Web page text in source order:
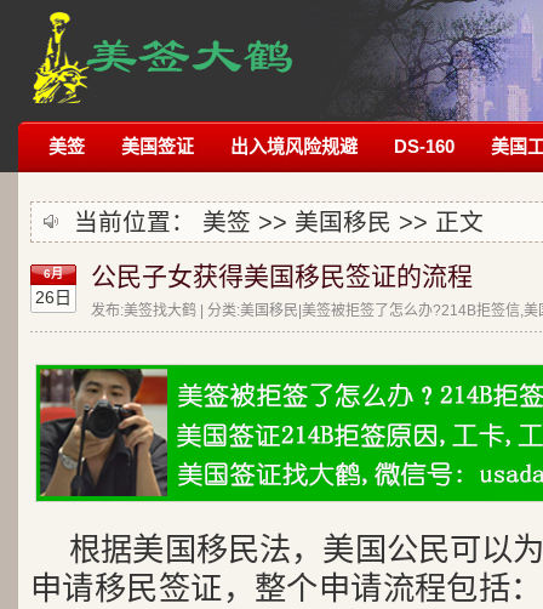
美签 美国签证 出入境风险规避 DS-160 美国
当前位置： 美签 >> 美国移民 >> 正文
6月
26日
公民子女获得美国移民签证的流程
发布:美签找大鹤 | 分类:美国移民|美签被拒签了怎么办?214B拒签信,
根据美国移民法，美国公民可以
申请移民签证，整个申请流程包括